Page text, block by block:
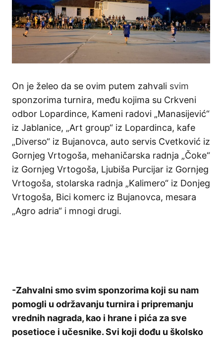
On je želeo da se ovim putem zahvali svim
sponzorima turnira, među kojima su Crkveni
odbor Lopardince, Kameni radovi „Manasijević“
iz Jablanice, „Art group“ iz Lopardinca, kafe
„Diverso“ iz Bujanovca, auto servis Cvetković iz
Gornjeg Vrtogoša, mehaničarska radnja „Čoke“
iz Gornjeg Vrtogoša, Ljubiša Purcijar iz Gornjeg
Vrtogoša, stolarska radnja „Kalimero“ iz Donjeg
Vrtogoša, Bici komerc iz Bujanovca, mesara
„Agro adria“ i mnogi drugi.
-Zahvalni smo svim sponzorima koji su nam
pomogli u održavanju turnira i pripremanju
vrednih nagrada, kao i hrane i pića za sve
posetioce i učesnike. Svi koji dođu u školsko